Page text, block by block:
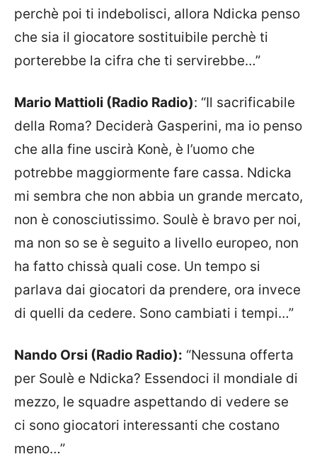
perchè poi ti indebolisci, allora Ndicka penso
che sia il giocatore sostituibile perchè ti
porterebbe la cifra che ti servirebbe…”
Mario Mattioli (Radio Radio): “Il sacrificabile
della Roma? Deciderà Gasperini, ma io penso
che alla fine uscirà Konè, è l’uomo che
potrebbe maggiormente fare cassa. Ndicka
mi sembra che non abbia un grande mercato,
non è conosciutissimo. Soulè è bravo per noi,
ma non so se è seguito a livello europeo, non
ha fatto chissà quali cose. Un tempo si
parlava dai giocatori da prendere, ora invece
di quelli da cedere. Sono cambiati i tempi…”
Nando Orsi (Radio Radio): “Nessuna offerta
per Soulè e Ndicka? Essendoci il mondiale di
mezzo, le squadre aspettando di vedere se
ci sono giocatori interessanti che costano
meno…”